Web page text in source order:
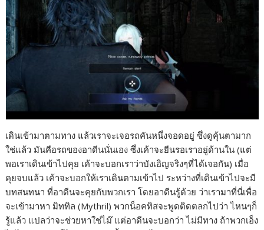
เดินเข้ามาตามทาง แล้วเราจะเจอรถคันหนึ่งจอดอยู่ ซึ่งดูคุ้นตามาก
ใช่แล้ว มันคือรถของอาดีนนั่นเอง ซึ่งเค้าจะยืนรอเราอยู่ด้านใน (แต่
พอเราเดินเข้าไปคุย เค้าจะบอกเราว่าบังเอิญจริงๆที่ได้เจอกัน) เมื่อ
คุยจบแล้ว เค้าจะบอกให้เราเดินตามเข้าไป ระหว่างที่เดินเข้าไปจะมี
บทสนทนา ที่อาดีนจะคุยกับพวกเรา โดยอาดีนรู้ด้วย ว่าเรามาที่นี่เพื่อ
จะเข้ามาหา มิททิล (Mythril) พวกน็อคทิสจะพูดติดตลกไปว่า ไหนๆก็
รู้แล้ว แปลว่าจะช่วยหาใช่ไม๊ แต่อาดีนจะบอกว่า ไม่มีทาง ถ้าพวกเอ็ง